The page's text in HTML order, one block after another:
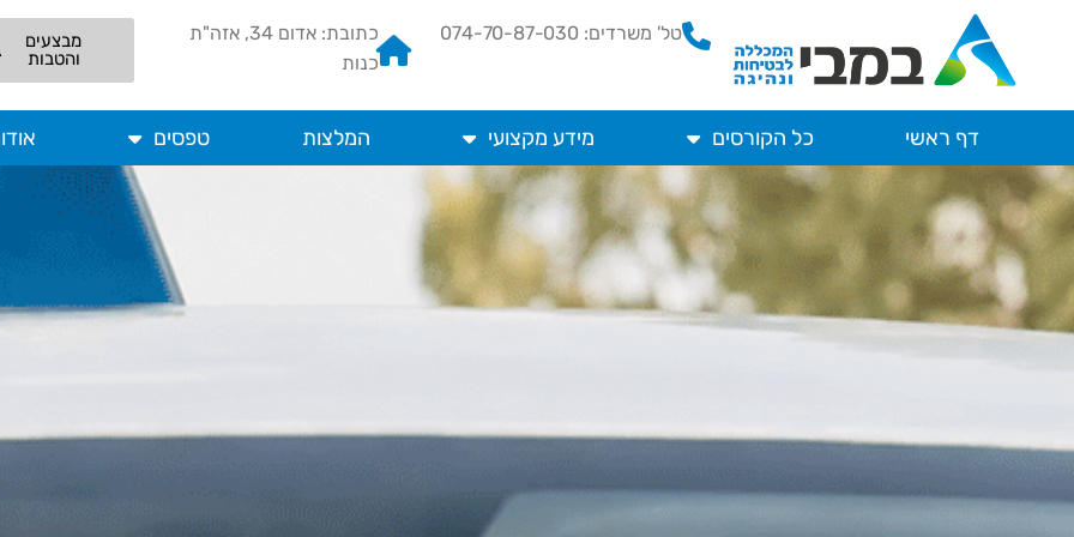
טל' משרדים: 074-70-87-030
כתובת: אדום 34, אזה"ת
כנות
מבצעים
והטבות
דף ראשי כל הקורסים מידע מקצועי המלצות טפסים